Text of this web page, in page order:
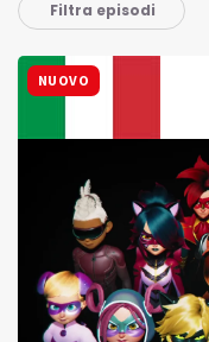
Filtra episodi
NUOVO